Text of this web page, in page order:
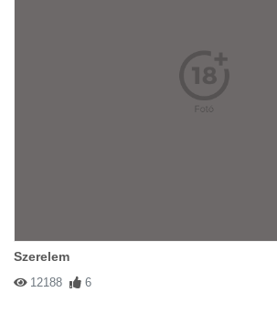
Szerelem
12188 6